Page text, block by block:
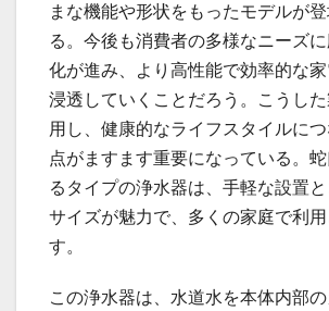
まな機能や形状をもったモデルが
る。今後も消費者の多様なニーズ
化が進み、より高性能で効率的な
浸透していくことだろう。こうした
用し、健康的なライフスタイルに
点がますます重要になっている。
るタイプの浄水器は、手軽な設置
サイズが魅力で、多くの家庭で利用
す。
この浄水器は、水道水を本体内部